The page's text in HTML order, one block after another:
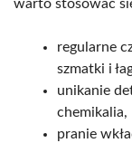
warto stosować
regularne
szmatki i
unikanie
chemikalia,
pranie